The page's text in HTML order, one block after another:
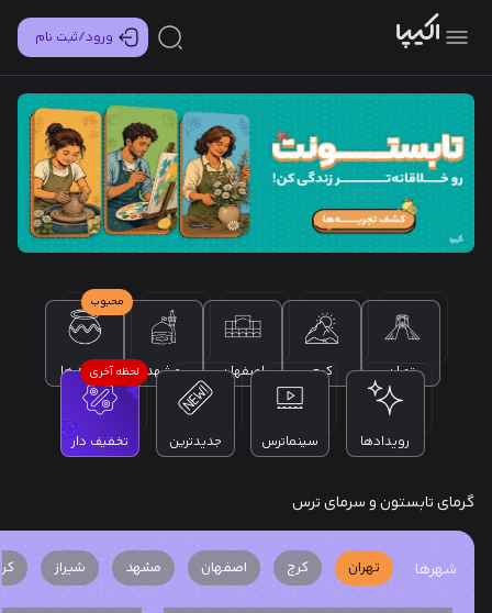
ورود/ثبت نام
تهران کرج اصفهان مشهد
محبوب
کارگاه ها
رویدادها سینماترس جدیدترین
لحظه آخری
تخفیف دار
گرمای تابستون و سرمای ترس
شهرها تهران کرج اصفهان مشهد شیراز